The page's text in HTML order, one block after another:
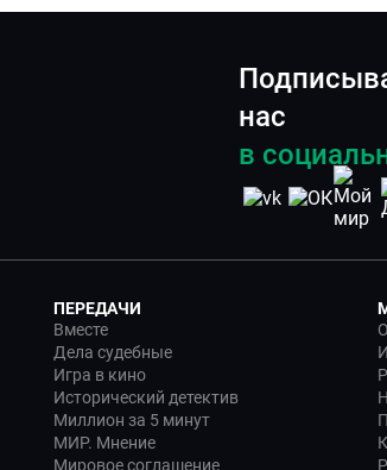
нас
в
ПЕРЕДАЧИ
Вместе
Дела судебные
Игра в кино
Исторический детектив
Миллион за 5 минут
МИР. Мнение
Мировое соглашение